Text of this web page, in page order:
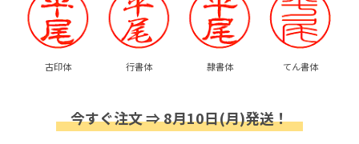
古印体 行書体 隷書体 てん書体
今すぐ注文 ⇒ 8月10日(月)発送！